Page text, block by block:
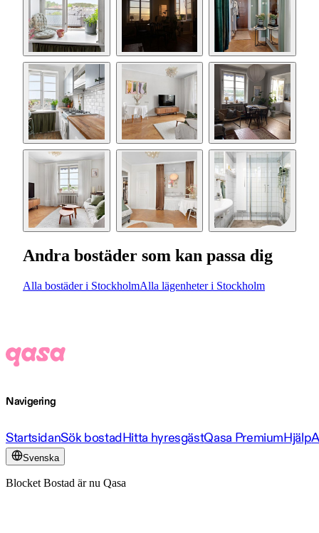
Andra bostäder som kan passa dig
Alla bostäder i StockholmAlla lägenheter i Stockholm
Navigering
StartsidanSök bostadHitta hyresgästQasa PremiumHjälp
Svenska
Blocket Bostad är nu Qasa